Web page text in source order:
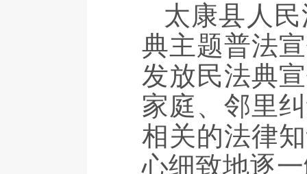
太康县人
典主题普法
发放民法典
家庭、邻里
相关的法律
心细致地逐